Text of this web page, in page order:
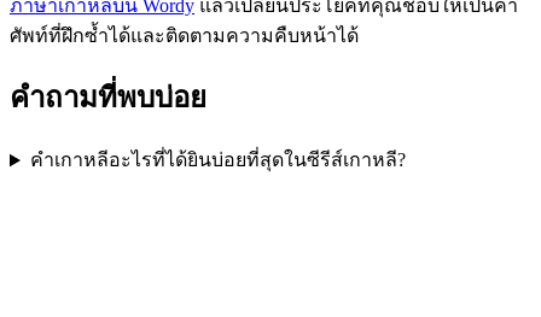
ภาษาเกาหลีบน Wordy แล้วเปลี่ยนประโยคที่คุณชอบให้เป็นคำ
ศัพท์ที่ฝึกซ้ำได้และติดตามความคืบหน้าได้
คำถามที่พบบ่อย
คำเกาหลีอะไรที่ได้ยินบ่อยที่สุดในซีรีส์เกาหลี?